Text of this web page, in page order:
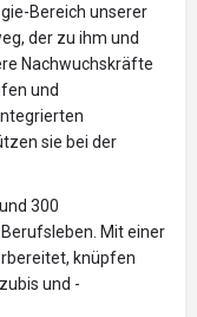
Bereich unserer
der zu ihm und
Nachwuchskräfte
und
sie bei der
300
Mit einer
knüpfen
und -